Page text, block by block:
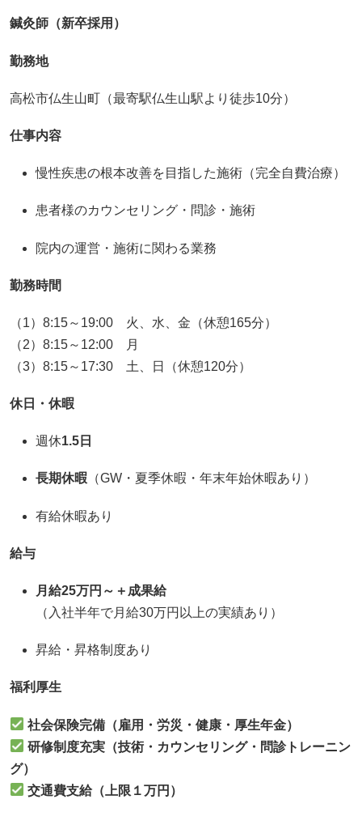
鍼灸師（新卒採用）
勤務地
高松市仏生山町（最寄駅仏生山駅より徒歩10分）
仕事内容
慢性疾患の根本改善を目指した施術（完全自費治療）
患者様のカウンセリング・問診・施術
院内の運営・施術に関わる業務
勤務時間
（1）8:15～19:00 火、水、金（休憩165分）
（2）8:15～12:00 月
（3）8:15～17:30 土、日（休憩120分）
休日・休暇
週休1.5日
長期休暇 （GW・夏季休暇・年末年始休暇あり）
有給休暇あり
給与
月給25万円～＋成果給
（入社半年で月給30万円以上の実績あり）
昇給・昇格制度あり
福利厚生
社会保険完備（雇用・労災・健康・厚生年金）
研修制度充実（技術・カウンセリング・問診トレーニン
グ）
交通費支給（上限１万円）